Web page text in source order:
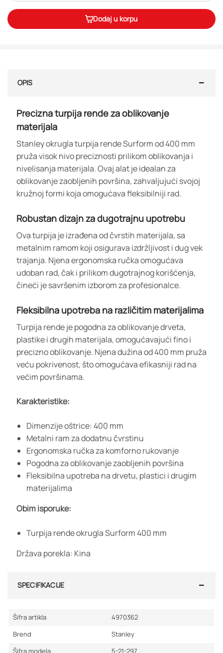
Dodaj u korpu
OPIS
Precizna turpija rende za oblikovanje
materijala
Stanley okrugla turpija rende Surform od 400 mm
pruža visok nivo preciznosti prilikom oblikovanja i
nivelisanja materijala. Ovaj alat je idealan za
oblikovanje zaobljenih površina, zahvaljujući svojoj
kružnoj formi koja omogućava fleksibilniji rad.
Robustan dizajn za dugotrajnu upotrebu
Ova turpija je izrađena od čvrstih materijala, sa
metalnim ramom koji osigurava izdržljivost i dug vek
trajanja. Njena ergonomska ručka omogućava
udoban rad, čak i prilikom dugotrajnog korišćenja,
čineći je savršenim izborom za profesionalce.
Fleksibilna upotreba na različitim materijalima
Turpija rende je pogodna za oblikovanje drveta,
plastike i drugih materijala, omogućavajući fino i
precizno oblikovanje. Njena dužina od 400 mm pruža
veću pokrivenost, što omogućava efikasniji rad na
većim površinama.
Karakteristike:
Dimenzije oštrice: 400 mm
Metalni ram za dodatnu čvrstinu
Ergonomska ručka za komforno rukovanje
Pogodna za oblikovanje zaobljenih površina
Fleksibilna upotreba na drvetu, plastici i drugim
materijalima
Obim isporuke:
Turpija rende okrugla Surform 400 mm
Država porekla: Kina
SPECIFIKACIJE
Šifra artikla
4970362
Brend
Stanley
Šifra modela
5-21-297